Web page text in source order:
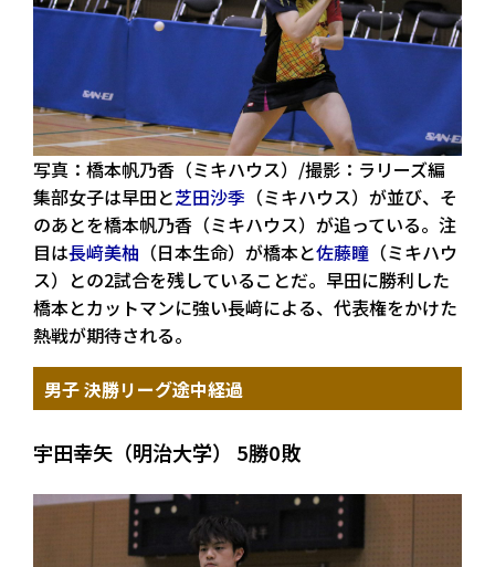
写真：橋本帆乃香（ミキハウス）/撮影：ラリーズ編
集部女子は早田と芝田沙季 （ミキハウス）が並び、そ
のあとを橋本帆乃香（ミキハウス）が追っている。注
目は長﨑美柚 （日本生命）が橋本と佐藤瞳 （ミキハウ
ス）との2試合を残していることだ。早田に勝利した
橋本とカットマンに強い長﨑による、代表権をかけた
熱戦が期待される。
男子 決勝リーグ途中経過
宇田幸矢（明治大学） 5勝0敗